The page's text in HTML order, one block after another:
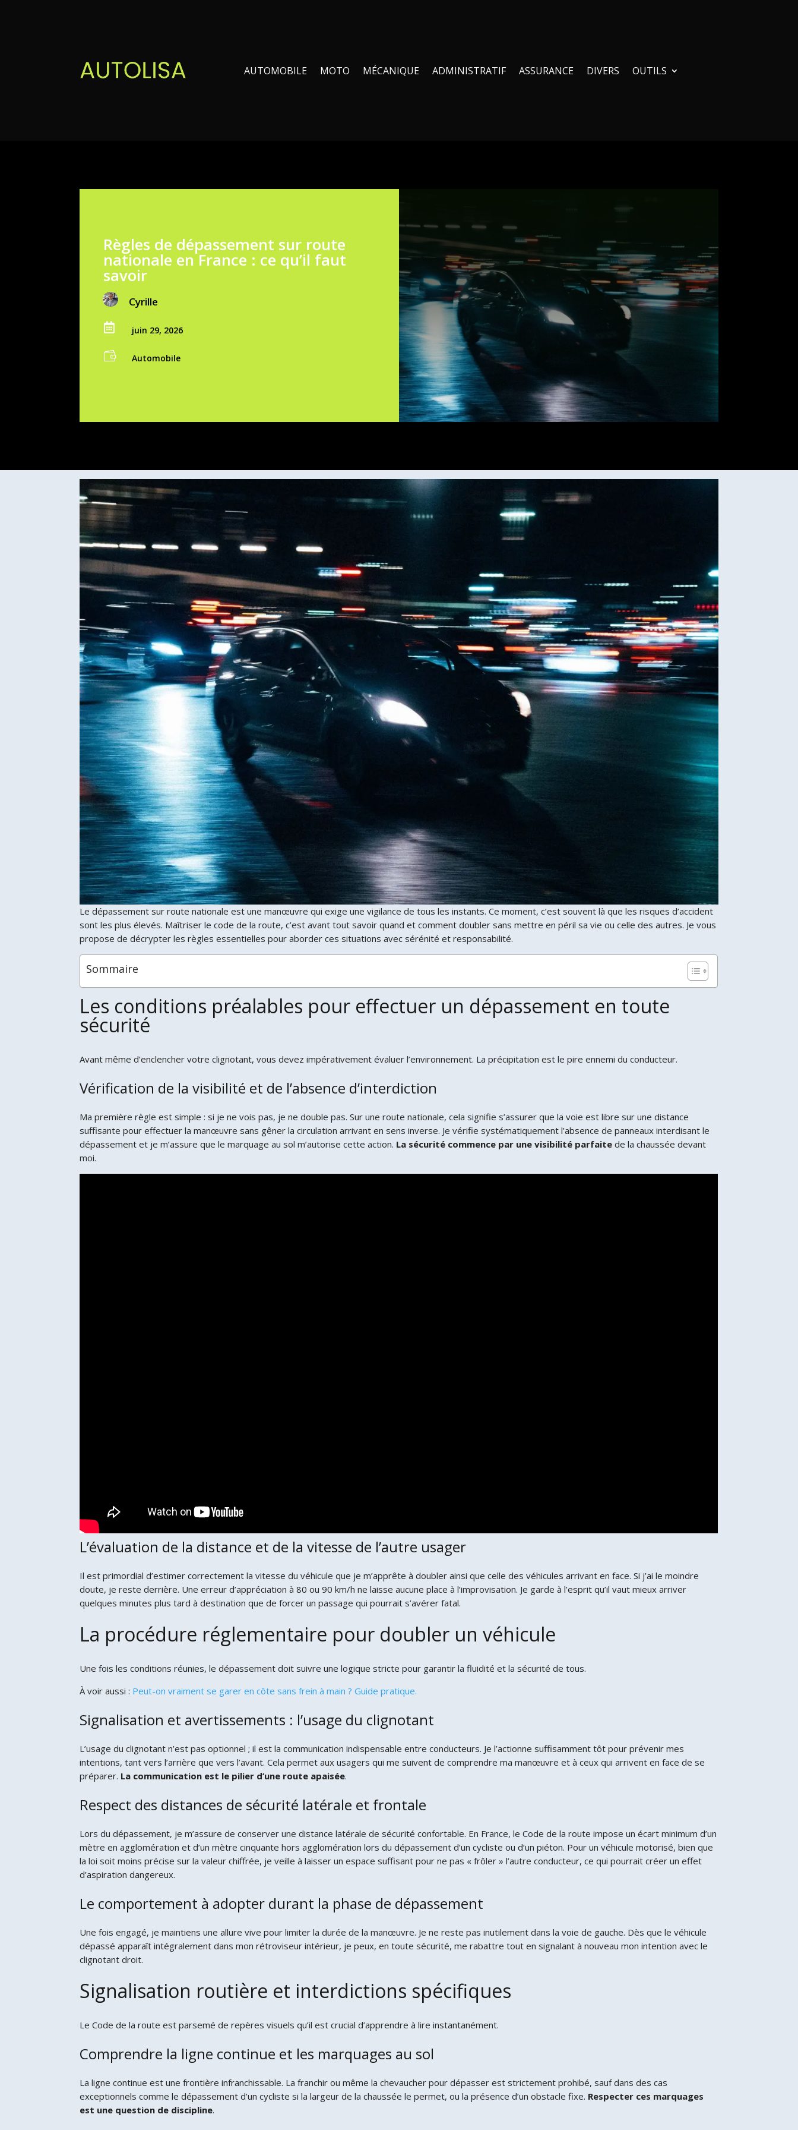
AUTOMOBILE MOTO MÉCANIQUE ADMINISTRATIF ASSURANCE DIVERS OUTILS
Règles de dépassement sur route
nationale en France : ce qu’il faut
savoir
Cyrille
 juin 29, 2026
 Automobile
Le dépassement sur route nationale est une manœuvre qui exige une vigilance de tous les instants. Ce moment, c’est souvent là que les risques d’accident
sont les plus élevés. Maîtriser le code de la route, c’est avant tout savoir quand et comment doubler sans mettre en péril sa vie ou celle des autres. Je vous
propose de décrypter les règles essentielles pour aborder ces situations avec sérénité et responsabilité.
Sommaire
Les conditions préalables pour effectuer un dépassement en toute
sécurité
Avant même d’enclencher votre clignotant, vous devez impérativement évaluer l’environnement. La précipitation est le pire ennemi du conducteur.
Vérification de la visibilité et de l’absence d’interdiction
Ma première règle est simple : si je ne vois pas, je ne double pas. Sur une route nationale, cela signifie s’assurer que la voie est libre sur une distance
suffisante pour effectuer la manœuvre sans gêner la circulation arrivant en sens inverse. Je vérifie systématiquement l’absence de panneaux interdisant le
dépassement et je m’assure que le marquage au sol m’autorise cette action. La sécurité commence par une visibilité parfaite de la chaussée devant
moi.
L’évaluation de la distance et de la vitesse de l’autre usager
Il est primordial d’estimer correctement la vitesse du véhicule que je m’apprête à doubler ainsi que celle des véhicules arrivant en face. Si j’ai le moindre
doute, je reste derrière. Une erreur d’appréciation à 80 ou 90 km/h ne laisse aucune place à l’improvisation. Je garde à l’esprit qu’il vaut mieux arriver
quelques minutes plus tard à destination que de forcer un passage qui pourrait s’avérer fatal.
La procédure réglementaire pour doubler un véhicule
Une fois les conditions réunies, le dépassement doit suivre une logique stricte pour garantir la fluidité et la sécurité de tous.
À voir aussi : Peut-on vraiment se garer en côte sans frein à main ? Guide pratique.
Signalisation et avertissements : l’usage du clignotant
L’usage du clignotant n’est pas optionnel ; il est la communication indispensable entre conducteurs. Je l’actionne suffisamment tôt pour prévenir mes
intentions, tant vers l’arrière que vers l’avant. Cela permet aux usagers qui me suivent de comprendre ma manœuvre et à ceux qui arrivent en face de se
préparer. La communication est le pilier d’une route apaisée.
Respect des distances de sécurité latérale et frontale
Lors du dépassement, je m’assure de conserver une distance latérale de sécurité confortable. En France, le Code de la route impose un écart minimum d’un
mètre en agglomération et d’un mètre cinquante hors agglomération lors du dépassement d’un cycliste ou d’un piéton. Pour un véhicule motorisé, bien que
la loi soit moins précise sur la valeur chiffrée, je veille à laisser un espace suffisant pour ne pas « frôler » l’autre conducteur, ce qui pourrait créer un effet
d’aspiration dangereux.
Le comportement à adopter durant la phase de dépassement
Une fois engagé, je maintiens une allure vive pour limiter la durée de la manœuvre. Je ne reste pas inutilement dans la voie de gauche. Dès que le véhicule
dépassé apparaît intégralement dans mon rétroviseur intérieur, je peux, en toute sécurité, me rabattre tout en signalant à nouveau mon intention avec le
clignotant droit.
Signalisation routière et interdictions spécifiques
Le Code de la route est parsemé de repères visuels qu’il est crucial d’apprendre à lire instantanément.
Comprendre la ligne continue et les marquages au sol
La ligne continue est une frontière infranchissable. La franchir ou même la chevaucher pour dépasser est strictement prohibé, sauf dans des cas
exceptionnels comme le dépassement d’un cycliste si la largeur de la chaussée le permet, ou la présence d’un obstacle fixe. Respecter ces marquages
est une question de discipline.